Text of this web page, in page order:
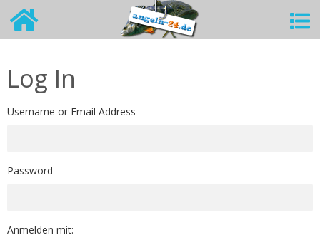
Log In
Username or Email Address
Password
Anmelden mit: